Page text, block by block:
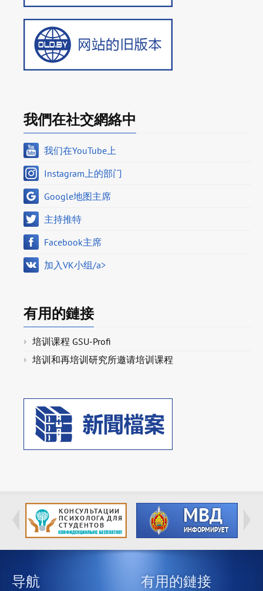
我們在社交網絡中
我们在YouTube上
Instagram上的部门
Google地图主席
主持推特
Facebook主席
加入VK小组/a>
有用的鏈接
培训课程 GSU-Profi
培训和再培训研究所邀请培训课程
导航 有用的鏈接